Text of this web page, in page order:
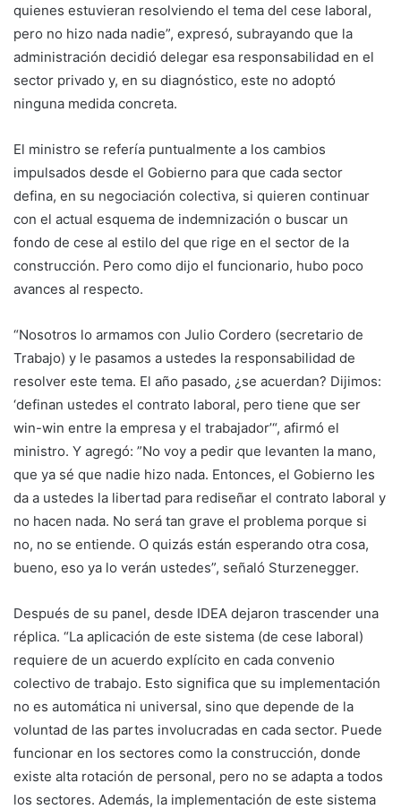
quienes estuvieran resolviendo el tema del cese laboral,
pero no hizo nada nadie”, expresó, subrayando que la
administración decidió delegar esa responsabilidad en el
sector privado y, en su diagnóstico, este no adoptó
ninguna medida concreta.
El ministro se refería puntualmente a los cambios
impulsados desde el Gobierno para que cada sector
defina, en su negociación colectiva, si quieren continuar
con el actual esquema de indemnización o buscar un
fondo de cese al estilo del que rige en el sector de la
construcción. Pero como dijo el funcionario, hubo poco
avances al respecto.
“Nosotros lo armamos con Julio Cordero (secretario de
Trabajo) y le pasamos a ustedes la responsabilidad de
resolver este tema. El año pasado, ¿se acuerdan? Dijimos:
‘definan ustedes el contrato laboral, pero tiene que ser
win-win entre la empresa y el trabajador’“, afirmó el
ministro. Y agregó: ”No voy a pedir que levanten la mano,
que ya sé que nadie hizo nada. Entonces, el Gobierno les
da a ustedes la libertad para rediseñar el contrato laboral y
no hacen nada. No será tan grave el problema porque si
no, no se entiende. O quizás están esperando otra cosa,
bueno, eso ya lo verán ustedes”, señaló Sturzenegger.
Después de su panel, desde IDEA dejaron trascender una
réplica. “La aplicación de este sistema (de cese laboral)
requiere de un acuerdo explícito en cada convenio
colectivo de trabajo. Esto significa que su implementación
no es automática ni universal, sino que depende de la
voluntad de las partes involucradas en cada sector. Puede
funcionar en los sectores como la construcción, donde
existe alta rotación de personal, pero no se adapta a todos
los sectores. Además, la implementación de este sistema